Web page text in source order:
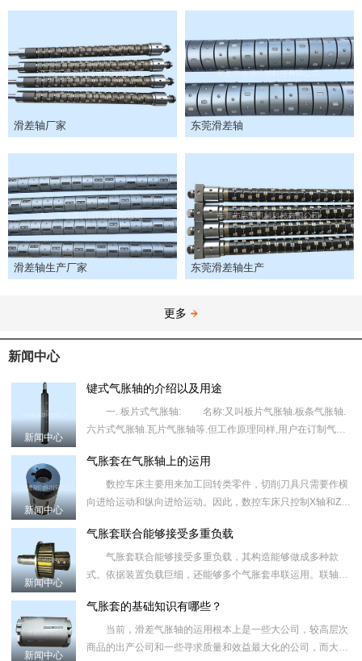
滑差轴厂家 东莞滑差轴
滑差轴生产厂家 东莞滑差轴生产
更多
新闻中心
新闻中心
键式气胀轴的介绍以及用途
一. 板片式气胀轴: 名称:又叫板片气胀轴.板条气胀轴.
六片式气胀轴.瓦片气胀轴等.但工作原理同样,用户在订制气胀
新闻中心
气胀套在气胀轴上的运用
数控车床主要用来加工回转类零件，切削刀具只需要作横
向进给运动和纵向进给运动。因此，数控车床只控制X轴和Z
半机床，固然
新闻中心
气胀套联合能够接受多重负载
气胀套联合能够接受多重负载，其构造能够做成多种款
式。依据装置负载巨细，还能够多个气胀套串联运用。联轴器
气胀套的运用
新闻中心
气胀套的基础知识有哪些？
当前，滑差气胀轴的运用根本上是一些大公司，较高层次
商品的出产公司和一些寻求质量和效益最大化的公司，而大大